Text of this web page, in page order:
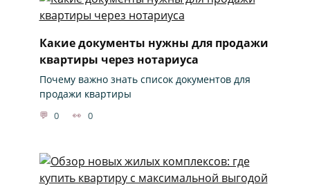
Какие документы нужны для продажи
квартиры через нотариуса
Почему важно знать список документов для
продажи квартиры
0 0